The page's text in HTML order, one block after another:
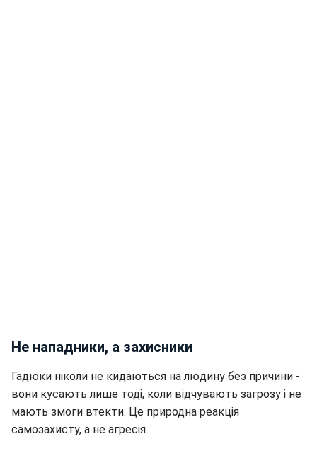
Не нападники, а захисники
Гадюки ніколи не кидаються на людину без причини -
вони кусають лише тоді, коли відчувають загрозу і не
мають змоги втекти. Це природна реакція
самозахисту, а не агресія.